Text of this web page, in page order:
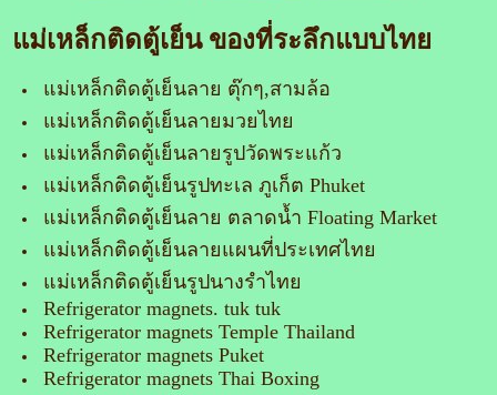
แม่เหล็กติดตู้เย็น ของที่ระลึกแบบไทย
แม่เหล็กติดตู้เย็นลาย ตุ๊กๆ,สามล้อ
แม่เหล็กติดตู้เย็นลายมวยไทย
แม่เหล็กติดตู้เย็นลายรูปวัดพระแก้ว
แม่เหล็กติดตู้เย็นรูปทะเล ภูเก็ต Phuket
แม่เหล็กติดตู้เย็นลาย ตลาดน้ำ Floating Market
แม่เหล็กติดตู้เย็นลายแผนที่ประเทศไทย
แม่เหล็กติดตู้เย็นรูปนางรำไทย
Refrigerator magnets. tuk tuk
Refrigerator magnets Temple Thailand
Refrigerator magnets Puket
Refrigerator magnets Thai Boxing